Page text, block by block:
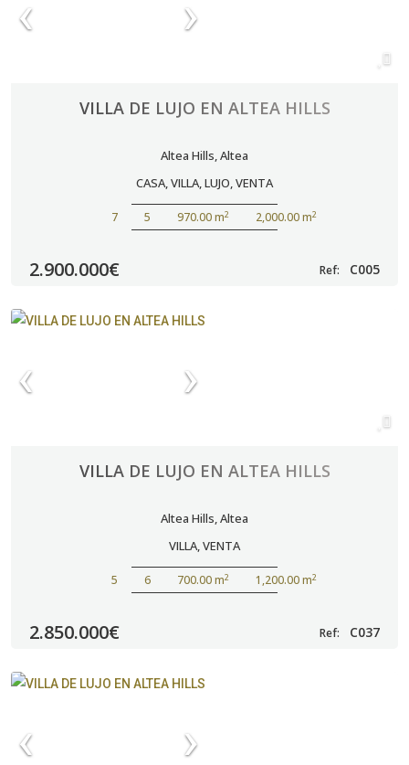
VILLA DE LUJO EN ALTEA HILLS
Altea Hills,Altea
CASA,VILLA,LUJO,VENTA
7 5 970.00 m2 2,000.00 m2
2.900.000€ Ref: C005
VILLA DE LUJO EN ALTEA HILLS
Altea Hills,Altea
VILLA,VENTA
5 6 700.00 m2 1,200.00 m2
2.850.000€ Ref: C037